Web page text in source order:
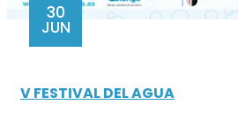
30
JUN
V FESTIVAL DEL AGUA